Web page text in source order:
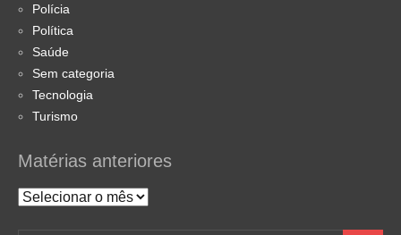
Polícia
Política
Saúde
Sem categoria
Tecnologia
Turismo
Matérias anteriores
Matérias